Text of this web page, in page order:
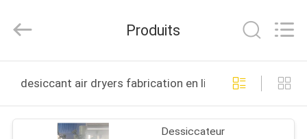
PRODUITS
Technology
Rights
Produits
desiccant air dryers fabrication en ligne
Dessiccateur